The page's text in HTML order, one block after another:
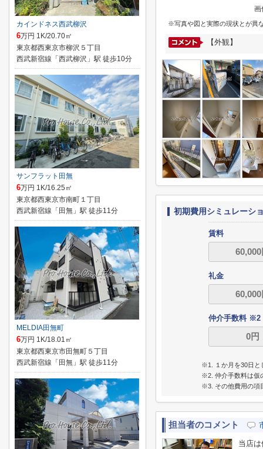
画
※写真や図と実際の現状とが異
【外観】
初期費用シミュレーシ
賃料
礼金
仲介手数料 ※2
※1. １か月を30日と
※2. 仲介手数料は仮
※3. その他費用の項
担当者のコメント
当店
カインドネス西武柳沢
6万円 1K/20.70㎡
東京都西東京市柳沢５丁目
西武新宿線「西武柳沢」駅 徒歩10分
サンフラット田無
6万円 1K/16.25㎡
東京都西東京市南町１丁目
西武新宿線「田無」駅 徒歩11分
MELDIA田無町
6万円 1K/18.01㎡
東京都西東京市田無町５丁目
西武新宿線「田無」駅 徒歩11分